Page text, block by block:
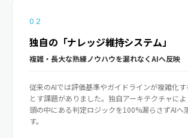
02
独自の「ナレッジ維持システム」
複雑・長大な熟練ノウハウを漏れなくAIへ反映
従来のAIでは評価基準やガイドラインが複雑化
とす課題がありました。独自アーキテクチャに
頭の中にある判定ロジックを100%漏らさずAIへ
す。